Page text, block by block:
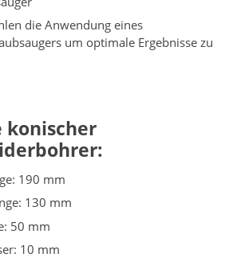
die Anwendung eines
um optimale Ergebnisse zu
konischer
190 mm
130 mm
50 mm
10 mm